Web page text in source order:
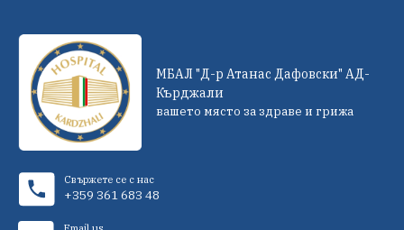
МБАЛ "Д-р Атанас Дафовски" АД-
Кърджали
вашето място за здраве и грижа
Свържете се с нас
+359 361 683 48